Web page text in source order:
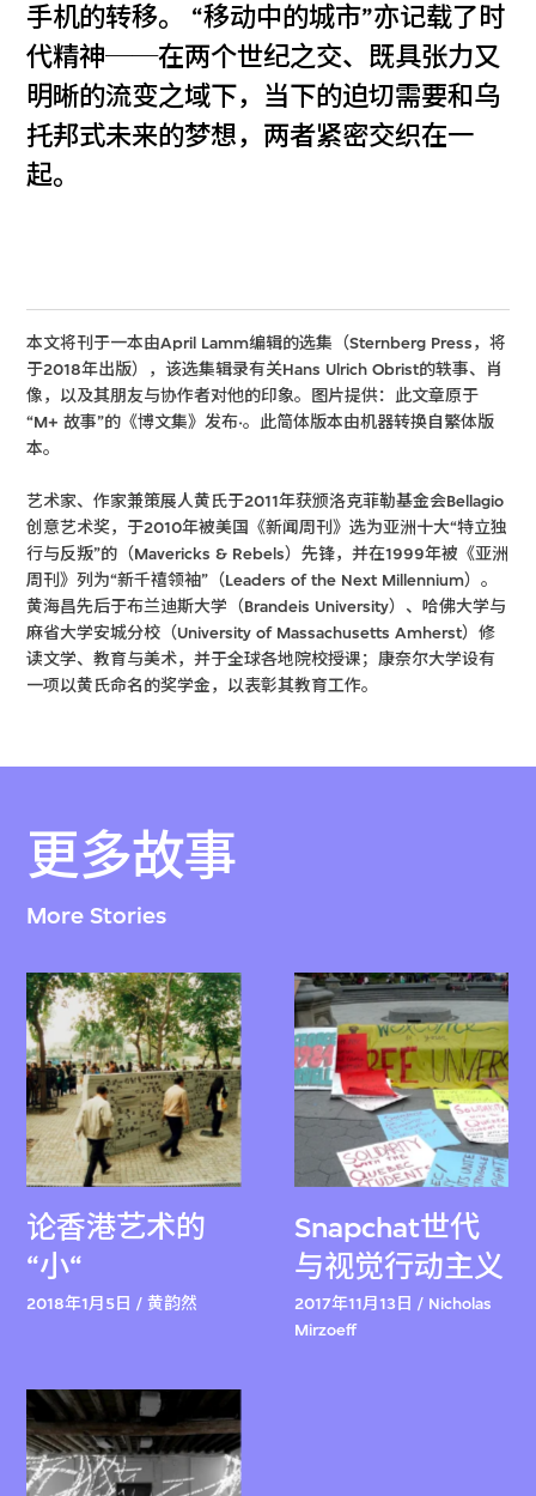
手机的转移。 “移动中的城市”亦记载了时
代精神──在两个世纪之交、既具张力又
明晰的流变之域下，当下的迫切需要和乌
托邦式未来的梦想，两者紧密交织在一
起。
本文将刊于一本由April Lamm编辑的选集（Sternberg Press，将
于2018年出版），该选集辑录有关Hans Ulrich Obrist的轶事、肖
像，以及其朋友与协作者对他的印象。图片提供：此文章原于
“M+ 故事”的《博文集》发布·。此简体版本由机器转换自繁体版
本。
艺术家、作家兼策展人黄氏于2011年获颁洛克菲勒基金会Bellagio
创意艺术奖，于2010年被美国《新闻周刊》选为亚洲十大“特立独
行与反叛”的（Mavericks & Rebels）先锋，并在1999年被《亚洲
周刊》列为“新千禧领袖”（Leaders of the Next Millennium）。
黄海昌先后于布兰迪斯大学（Brandeis University）、哈佛大学与
麻省大学安城分校（University of Massachusetts Amherst）修
读文学、教育与美术，并于全球各地院校授课；康奈尔大学设有
一项以黄氏命名的奖学金，以表彰其教育工作。
更多故事
More Stories
论香港艺术的
“小“
2018年1月5日 / 黄韵然
Snapchat世代
与视觉行动主义
2017年11月13日 / Nicholas
Mirzoeff